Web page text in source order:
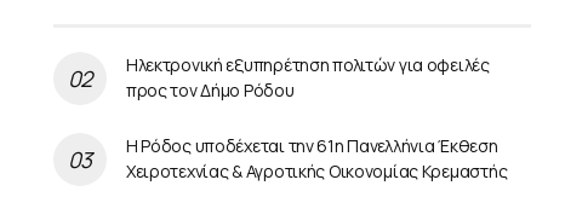
Ηλεκτρονική εξυπηρέτηση πολιτών για οφειλές
προς τον Δήμο Ρόδου
Η Ρόδος υποδέχεται την 61η Πανελλήνια Έκθεση
Χειροτεχνίας & Αγροτικής Οικονομίας Κρεμαστής